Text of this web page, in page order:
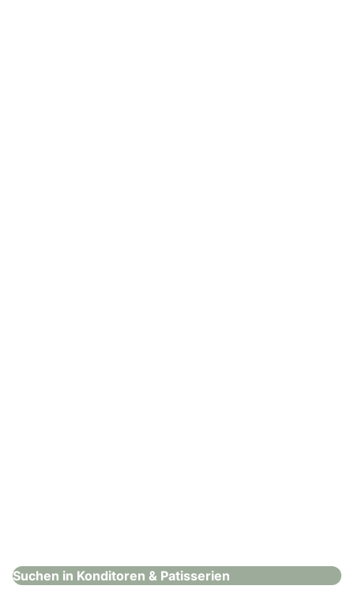
Suchen in Konditoren & Patisserien